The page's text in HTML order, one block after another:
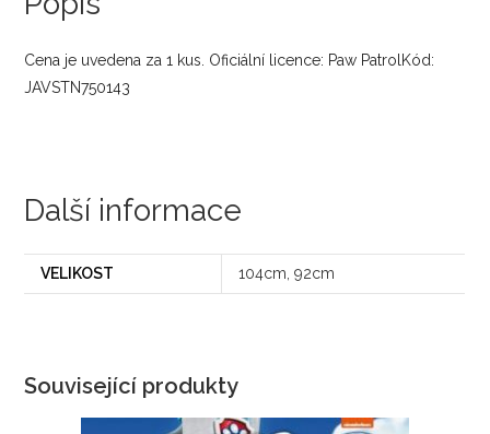
Cena je uvedena za 1 kus. Oficiální licence: Paw PatrolKód:
JAVSTN750143
Další informace
VELIKOST 104cm, 92cm
Související produkty